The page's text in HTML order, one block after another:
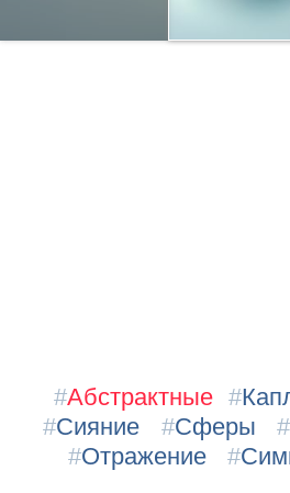
#Абстрактные #
#Сияние #Сферы #
#Отражение #